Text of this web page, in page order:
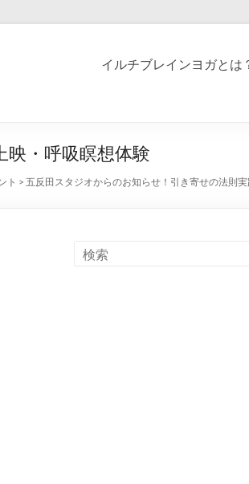
イルチブレインヨガとは
・呼吸瞑想体験
ト > 五反田スタジオからのお知らせ！引き寄せの法則